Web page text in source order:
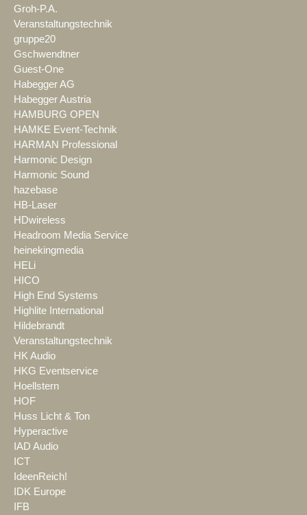
Groh-P.A.
Veranstaltungstechnik
gruppe20
Gschwendtner
Guest-One
Habegger AG
Habegger Austria
HAMBURG OPEN
HAMKE Event-Technik
HARMAN Professional
Harmonic Design
Harmonic Sound
hazebase
HB-Laser
HDwireless
Headroom Media Service
heinekingmedia
HELi
HICO
High End Systems
Highlite International
Hildebrandt
Veranstaltungstechnik
HK Audio
HKG Eventservice
Hoellstern
HOF
Huss Licht & Ton
Hyperactive
IAD Audio
ICT
IdeenReich!
IDK Europe
IFB